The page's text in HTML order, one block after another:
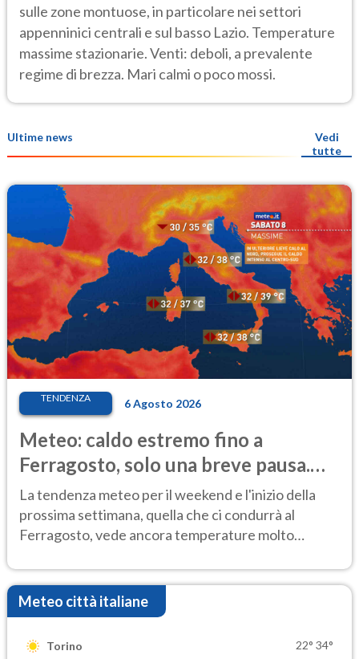
sulle zone montuose, in particolare nei settori
appenninici centrali e sul basso Lazio. Temperature
massime stazionarie. Venti: deboli, a prevalente
regime di brezza. Mari calmi o poco mossi.
Ultime news
Vedi
tutte
TENDENZA 6 Agosto 2026
Meteo: caldo estremo fino a
Ferragosto, solo una breve pausa.
Ecco dove
La tendenza meteo per il weekend e l'inizio della
prossima settimana, quella che ci condurrà al
Ferragosto, vede ancora temperature molto
Meteo città italiane
Torino 22° 34°